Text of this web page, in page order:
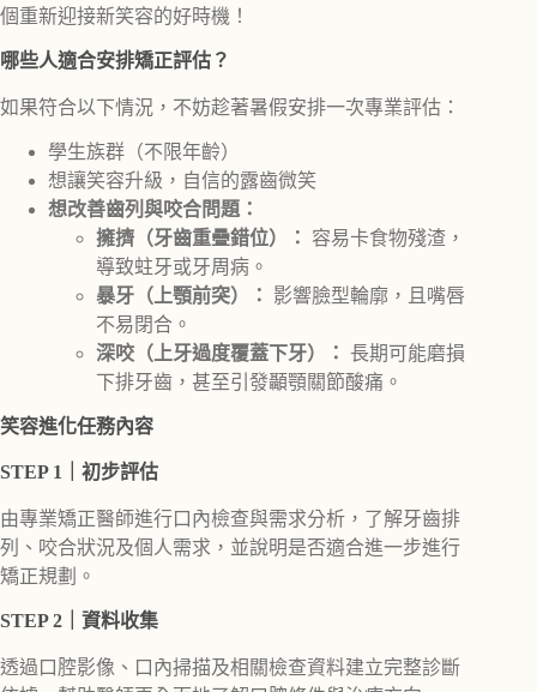
個重新迎接新笑容的好時機！
哪些人適合安排矯正評估？
如果符合以下情況，不妨趁著暑假安排一次專業評估：
學生族群（不限年齡）
想讓笑容升級，自信的露齒微笑
想改善齒列與咬合問題：
擁擠（牙齒重疊錯位）：
容易卡食物殘渣，
導致蛀牙或牙周病。
暴牙（上顎前突）：
影響臉型輪廓，且嘴唇
不易閉合。
深咬（上牙過度覆蓋下牙）：
長期可能磨損
下排牙齒，甚至引發顳顎關節酸痛。
笑容進化任務內容
STEP 1｜初步評估
由專業矯正醫師進行口內檢查與需求分析，了解牙齒排
列、咬合狀況及個人需求，並說明是否適合進一步進行
矯正規劃。
STEP 2｜資料收集
透過口腔影像、口內掃描及相關檢查資料建立完整診斷